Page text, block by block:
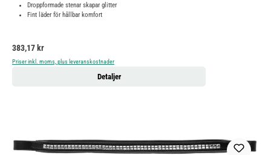
Droppformade stenar skapar glitter
Fint läder för hållbar komfort
Ordinarie pris:
383,17 kr
Priser inkl. moms, plus leveranskostnader
Detaljer